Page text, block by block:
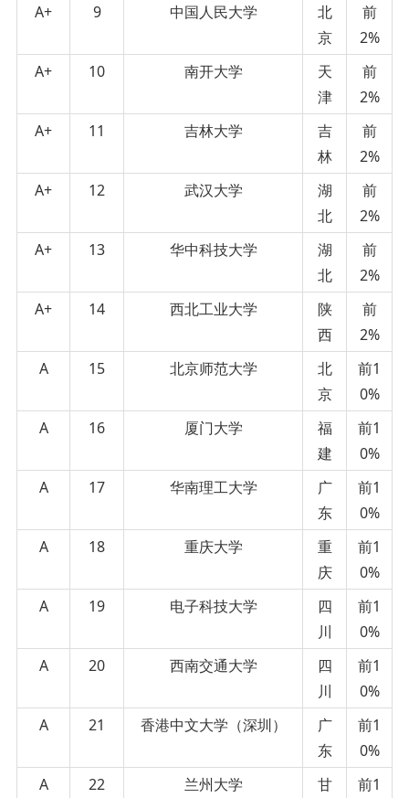
A+
9 中国人民大学
北
京
前
2%
A+
10 南开大学
天
津
前
2%
A+
11 吉林大学
吉
林
前
2%
A+
12 武汉大学
湖
北
前
2%
A+
13 华中科技大学
湖
北
前
2%
A+
14 西北工业大学
陕
西
前
2%
A
15 北京师范大学
北
京
前1
0%
A
16 厦门大学
福
建
前1
0%
A
17 华南理工大学
广
东
前1
0%
A
18 重庆大学
重
庆
前1
0%
A
19 电子科技大学
四
川
前1
0%
A
20 西南交通大学
四
川
前1
0%
A
21 香港中文大学（深圳）
广
东
前1
0%
A
22 兰州大学
甘
前1